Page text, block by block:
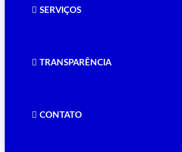
SERVIÇOS
TRANSPARÊNCIA
CONTATO